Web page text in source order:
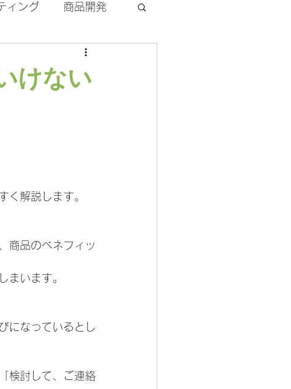
ィング 商品開発
けない
く解説します。
商品のベネフィッ
まいます。
になっているとし
検討して、ご連絡